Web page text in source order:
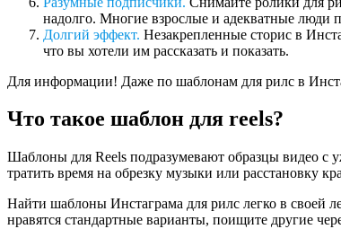
надолго. Многие взрослые и адекватные люди
Долгий эффект. Незакрепленные сторис в
что вы хотели им рассказать и показать.
Для информации! Даже по шаблонам для рилс в
Что такое шаблон для reels?
Шаблоны для Reels подразумевают образцы видео с
тратить время на обрезку музыки или расстановку
Найти шаблоны Инстаграма для рилс легко в своей
нравятся стандартные варианты, поищите другие